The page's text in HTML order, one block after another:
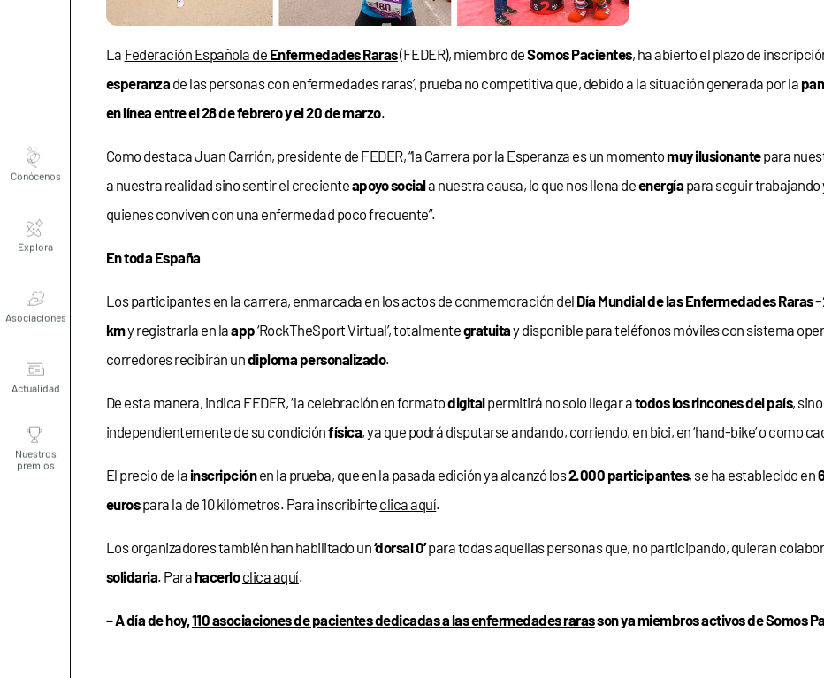
Conócenos
Explora
Asociaciones
Actualidad
Nuestros
premios
La Federación Española de Enfermedades Raras(FEDER), miembro deSomos Pacientes, ha abierto el plazo de
esperanza de las personas con enfermedades raras’, prueba no competitiva que, debido a la situación generada por la
en línea entre el 28 de febrero y el 20 de marzo.
Como destaca Juan Carrión, presidente de FEDER, “la Carrera por la Esperanza es un momentomuy ilusionantepara
a nuestra realidad sino sentir el crecienteapoyo sociala nuestra causa, lo que nos llena deenergía para seguir trabajando
quienes conviven con una enfermedad poco frecuente”.
En toda España
Los participantes en la carrera, enmarcada en los actos de conmemoración del Día Mundial de las Enfermedades Raras
kmy registrarla en laapp‘RockTheSport Virtual’, totalmentegratuitay disponible para teléfonos móviles con sistema
corredores recibirán undiploma personalizado.
De esta manera, indica FEDER, “la celebración en formatodigitalpermitirá no solo llegar atodos los rincones del país,
independientemente de su condiciónfísica, ya que podrá disputarse andando, corriendo, en bici, en ‘hand-bike’ o como
El precio de la inscripciónen la prueba, que en la pasada edición ya alcanzó los2.000 participantes, se ha establecido en
eurospara la de 10 kilómetros. Para inscribirte clica aquí.
Los organizadores también han habilitado un‘dorsal 0’para todas aquellas personas que, no participando, quieran
solidaria. Parahacerloclica aquí.
– A día de hoy, 110 asociaciones de pacientes dedicadas a las enfermedades rarasson ya miembros activos de Somos